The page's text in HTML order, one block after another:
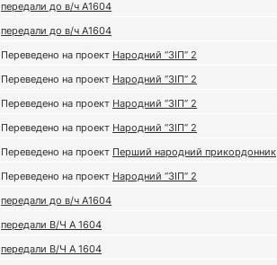
передали до в/ч А1604
передали до в/ч А1604
Переведено на проект Народний “ЗІП” 2
Переведено на проект Народний “ЗІП” 2
Переведено на проект Народний “ЗІП” 2
Переведено на проект Народний “ЗІП” 2
Переведено на проект Перший народний прикордонник
Переведено на проект Народний “ЗІП” 2
передали до в/ч А1604
передали В/Ч А 1604
передали В/Ч А 1604